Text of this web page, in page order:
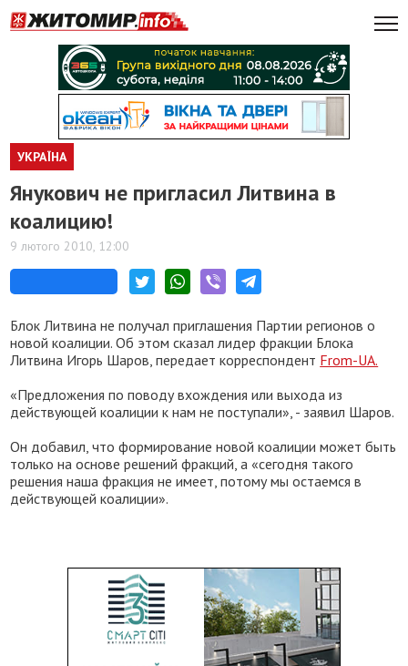
УКРАЇНА
Янукович не пригласил Литвина в
коалицию!
9 лютого 2010, 12:00
Блок Литвина не получал приглашения Партии регионов о
новой коалиции. Об этом сказал лидер фракции Блока
Литвина Игорь Шаров, передает корреспондент From-UA.
«Предложения по поводу вхождения или выхода из
действующей коалиции к нам не поступали», - заявил Шаров.
Он добавил, что формирование новой коалиции может быть
только на основе решений фракций, а «сегодня такого
решения наша фракция не имеет, потому мы остаемся в
действующей коалиции».